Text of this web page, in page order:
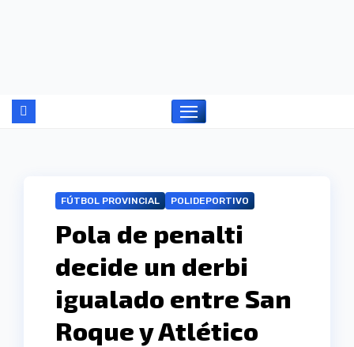
FÚTBOL PROVINCIAL POLIDEPORTIVO
Pola de penalti
decide un derbi
igualado entre San
Roque y Atlético